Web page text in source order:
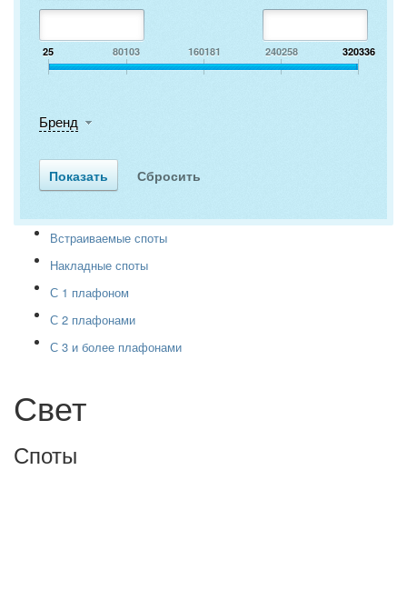
25 80103 160181 240258 320336
Бренд
Встраиваемые споты
Накладные споты
С 1 плафоном
С 2 плафонами
С 3 и более плафонами
Свет
Споты